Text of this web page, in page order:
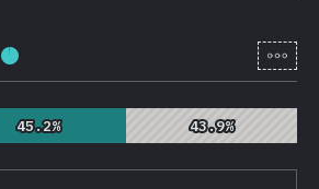
Porcentaxe completado: 95.9 % (
[gl-
45.2%
45.2% 43.9%
43.9%